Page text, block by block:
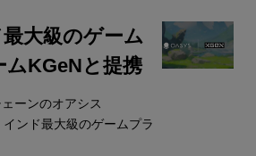
大級のゲーム
KGeNと提携
ーンのオアシス
インド最大級のゲームプラ